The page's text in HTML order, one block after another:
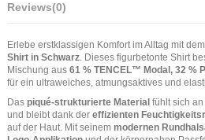
Reviews(0)
Erlebe erstklassigen Komfort im Alltag mit dem
Shirt in Schwarz . Dieses figurbetonte Shirt
Mischung aus 61 % TENCEL™ Modal, 32 %
für ein ultraweiches, atmungsaktives und
Das piqué-strukturierte Material fühlt sich
und bleibt dank der effizienten
auf der Haut. Mit seinem modernen